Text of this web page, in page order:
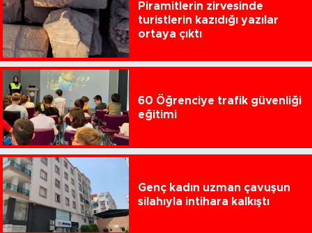
Piramitlerin zirvesinde
turistlerin kazıdığı yazılar
ortaya çıktı
60 Öğrenciye trafik güvenliği
eğitimi
Genç kadın uzman çavuşun
silahıyla intihara kalkıştı